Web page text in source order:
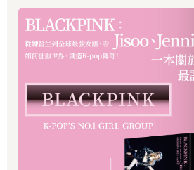
很深奧的問題，一時考倒了我。羅馬的
火車站吧，或者通往城中心的萬神殿？
「通到這裡！」她說，「羅馬的條條道
個台灣人都知道，只有你這個書呆子捧
到哪裡去。」
這是十年前我「帶」趙薇首度到羅馬時
廣場之後，她就不需要我「帶」，因為
班牙台階對面的小巷裡去，從此芳蹤杳
又去幾次，那條全是名店的小巷子恐怕